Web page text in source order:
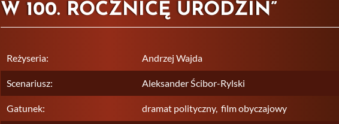
W 100. ROCZNICĘ URODZIN”
Reżyseria: Andrzej Wajda
Scenariusz: Aleksander Ścibor-Rylski
Gatunek: dramat polityczny, film obyczajowy